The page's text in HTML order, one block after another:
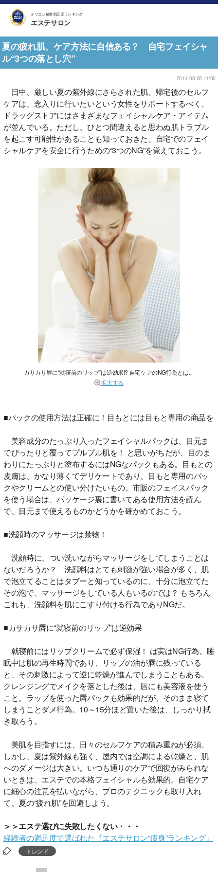
オリコン顧客満足度ランキング
エステサロン
夏の疲れ肌、ケア方法に自信ある？ 自宅フェイシャ
ル“3つの落とし穴”
2014-08-08 11:00
日中、厳しい夏の紫外線にさらされた肌。帰宅後のセルフ
ケアは、念入りに行いたいという女性をサポートするべく、
ドラッグストアにはさまざまなフェイシャルケア・アイテム
が並んでいる。ただし、ひとつ間違えると思わぬ肌トラブル
を起こす可能性があることも知っておきた。自宅でのフェイ
シャルケアを安全に行うための“3つのNG”を覚えておこう。
カサカサ唇に“就寝前のリップ”は逆効果!? 自宅ケアのNG行為とは。
拡大する
■パックの使用方法は正確に！目もとには目もと専用の商品を
美容成分のたっぷり入ったフェイシャルパックは、目元ま
でぴったりと覆ってプルプル肌を！ と思いがちだが、目のま
わりにたっぷりと塗布するにはNGなパックもある。目もとの
皮膚は、かなり薄くてデリケートであり、目もと専用のパッ
クやクリームとの使い分けたいもの。市販のフェイスパック
を使う場合は、パッケージ裏に書いてある使用方法を読ん
で、目元まで使えるものかどうかを確かめておこう。
■洗顔時のマッサージは禁物！
洗顔時に、つい洗いながらマッサージをしてしまうことは
ないだろうか？ 洗顔料はとても刺激が強い場合が多く、肌
で泡立てることはタブーと知っているのに、十分に泡立てた
その泡で、マッサージをしている人もいるのでは？ もちろん
これも、洗顔料を肌にこすり付ける行為でありNGだ。
■カサカサ唇に“就寝前のリップ”は逆効果
就寝前にはリップクリームで必ず保湿！ は実はNG行為。睡
眠中は肌の再生時間であり、リップの油が唇に残っている
と、その刺激によって逆に乾燥が進んでしまうこともある。
クレンジングでメイクを落とした後は、唇にも美容液を使う
こと。ラップを使った唇パックも効果的だが、そのまま寝て
しまうことダメ行為。10～15分ほど置いた後は、しっかり拭
き取ろう。
美肌を目指すには、日々のセルフケアの積み重ねが必須。
しかし、夏は紫外線も強く、屋内では空調による乾燥と、肌
へのダメージは大きい。いつも通りのケアで回復がみられな
いときは、エステでの本格フェイシャルも効果的。自宅ケア
に細心の注意を払いながら、プロのテクニックも取り入れ
て、夏の“疲れ肌”を回避しよう。
＞＞エステ選びに失敗したくない・・・
経験者の満足度で選ばれた『エステサロン“痩身”ランキング』
トレンド